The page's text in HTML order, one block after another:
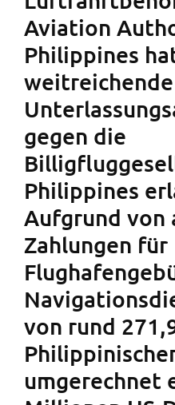
Aviation
Philippines
weitreichende
gegen die
Philippines
Aufgrund von
Zahlungen für
von rund
umgerechnet